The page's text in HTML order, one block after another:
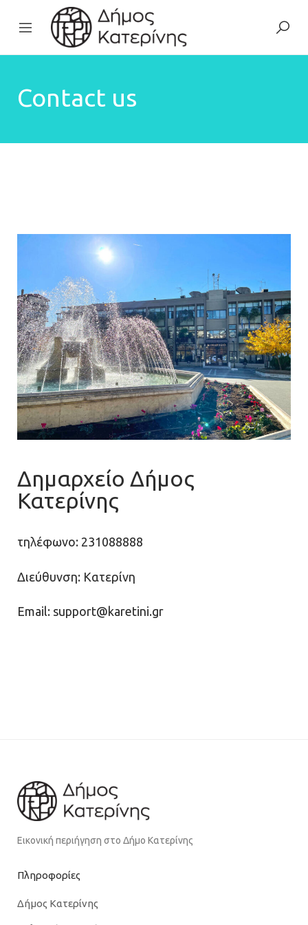
Contact us
Δημαρχείο Δήμος
Κατερίνης
τηλέφωνο: 231088888
Διεύθυνση: Κατερίνη
Email: support@karetini.gr
Εικονική περιήγηση στο Δήμο Κατερίνης
Πληροφορίες
Δήμος Κατερίνης